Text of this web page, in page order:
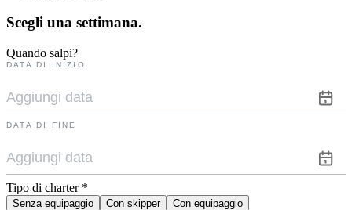
Scegli una settimana.
Quando salpi?
DATA DI INIZIO
DATA DI FINE
Tipo di charter *
Senza equipaggio Con skipper
Con equipaggio